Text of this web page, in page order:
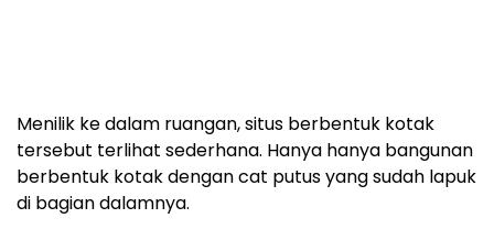
Menilik ke dalam ruangan, situs berbentuk kotak
tersebut terlihat sederhana. Hanya hanya bangunan
berbentuk kotak dengan cat putus yang sudah lapuk
di bagian dalamnya.